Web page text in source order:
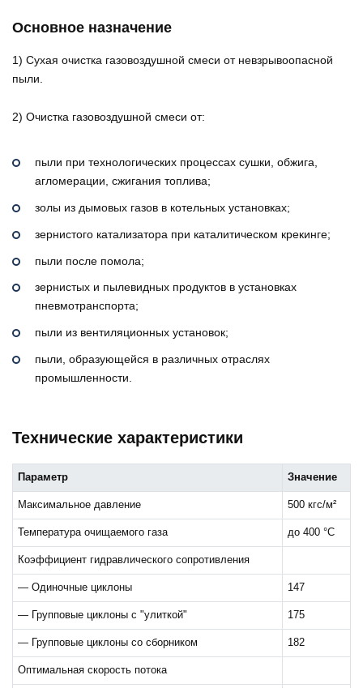
Основное назначение
1) Сухая очистка газовоздушной смеси от невзрывоопасной
пыли.
2) Очистка газовоздушной смеси от:
пыли при технологических процессах сушки, обжига,
агломерации, сжигания топлива;
золы из дымовых газов в котельных установках;
зернистого катализатора при каталитическом крекинге;
пыли после помола;
зернистых и пылевидных продуктов в установках
пневмотранспорта;
пыли из вентиляционных установок;
пыли, образующейся в различных отраслях
промышленности.
Технические характеристики
Параметр Значение
Максимальное давление 500 кгс/м²
Температура очищаемого газа до 400 °C
Коэффициент гидравлического сопротивления
— Одиночные циклоны 147
— Групповые циклоны с "улиткой" 175
— Групповые циклоны со сборником 182
Оптимальная скорость потока